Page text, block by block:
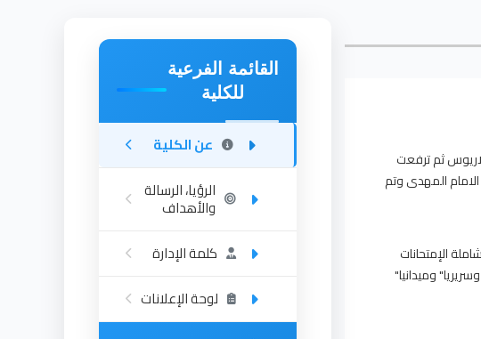
وتم تخريج 15دفعة من حملة البكالاريوس ثم ترفعت
الصحية بجامعه الامام المهدى وتم
( فصلان ) الفترة الدراسية خمسة عشر (15) أسبوعا غيرشاملة الإمتحانات
وميدانيا"
القائمة الفرعية
للكلية
عن الكلية
الرؤيا، الرسالة
والأهداف
كلمة الإدارة
لوحة الإعلانات